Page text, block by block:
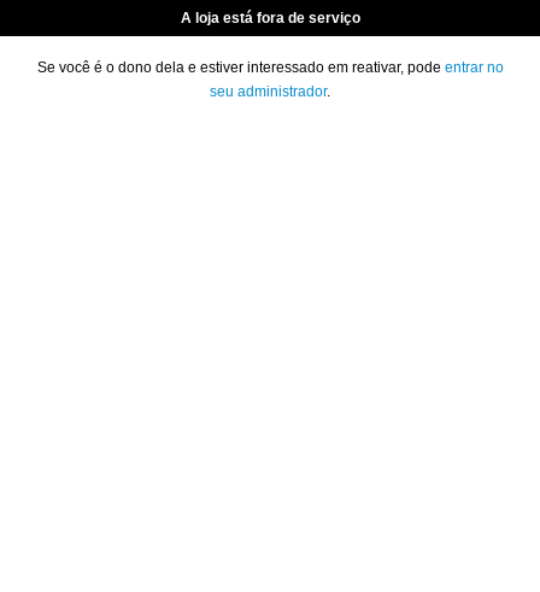
A loja está fora de serviço
Se você é o dono dela e estiver interessado em reativar, pode entrar no
seu administrador.